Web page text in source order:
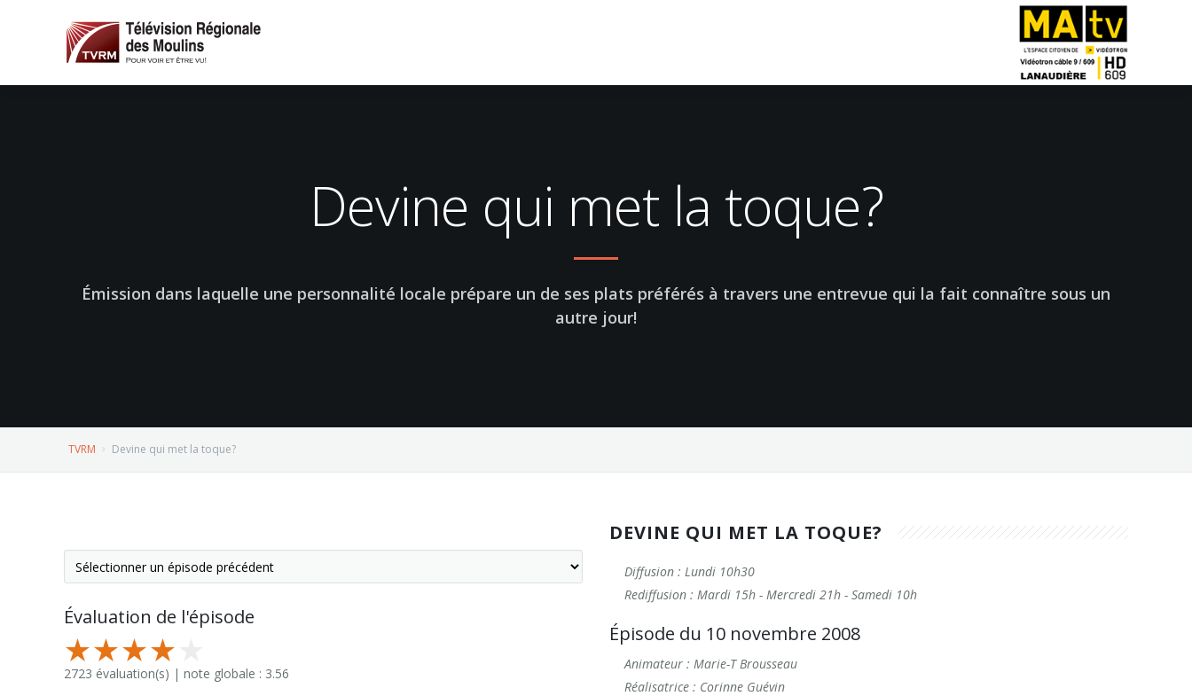
Devine qui met la toque?
Émission dans laquelle une personnalité locale prépare un de ses plats préférés à travers une entrevue qui la fait connaître sous un
autre jour!
TVRM Devine qui met la toque?
Évaluation de l'épisode
2723 évaluation(s) | note globale : 3.56
DEVINE QUI MET LA TOQUE?
Diffusion : Lundi 10h30
Rediffusion : Mardi 15h - Mercredi 21h - Samedi 10h
Épisode du 10 novembre 2008
Animateur : Marie-T Brousseau
Réalisatrice : Corinne Guévin